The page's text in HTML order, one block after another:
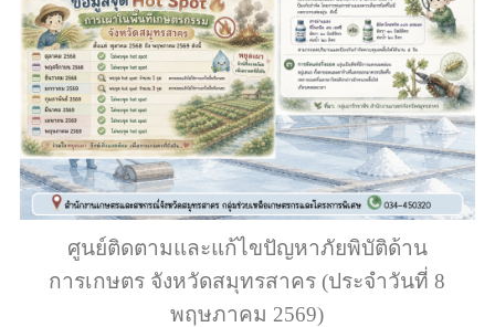
ศูนย์ติดตามและแก้ไขปัญหาภัยพิบัติด้าน
การเกษตร จังหวัดสมุทรสาคร (ประจำวันที่ 8
พฤษภาคม 2569)